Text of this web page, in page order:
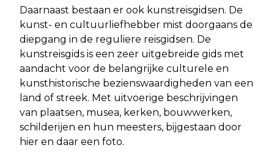
Daarnaast bestaan er ook kunstreisgidsen. De
kunst- en cultuurliefhebber mist doorgaans de
diepgang in de reguliere reisgidsen. De
kunstreisgids is een zeer uitgebreide gids met
aandacht voor de belangrijke culturele en
kunsthistorische bezienswaardigheden van een
land of streek. Met uitvoerige beschrijvingen
van plaatsen, musea, kerken, bouwwerken,
schilderijen en hun meesters, bijgestaan door
hier en daar een foto.